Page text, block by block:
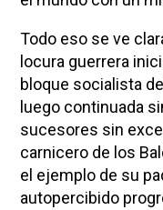
Todo eso se ve
locura guerrera
bloque socialista
luego continuada
sucesores sin
carnicero de los
el ejemplo de su
autopercibido